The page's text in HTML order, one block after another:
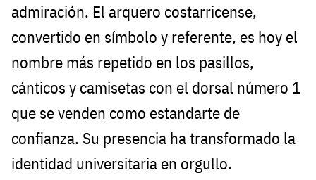
admiración. El arquero costarricense,
convertido en símbolo y referente, es hoy el
nombre más repetido en los pasillos,
cánticos y camisetas con el dorsal número 1
que se venden como estandarte de
confianza. Su presencia ha transformado la
identidad universitaria en orgullo.